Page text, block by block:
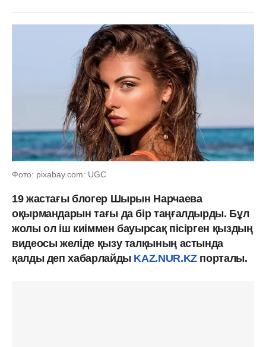
Фото: pixabay.com: UGC
19 жастағы блогер Шырын Нарчаева
оқырмандарын тағы да бір таңғалдырды. Бұл
жолы ол іш киіммен бауырсақ пісірген қыздың
видеосы желіде қызу талқының астында
қалды деп хабарлайды KAZ.NUR.KZпорталы.